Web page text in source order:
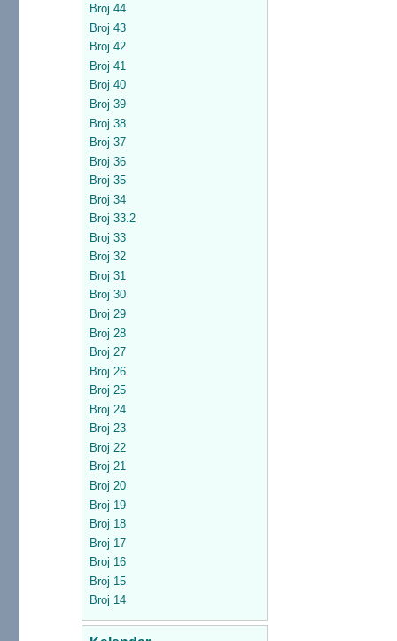
Broj 44
Broj 43
Broj 42
Broj 41
Broj 40
Broj 39
Broj 38
Broj 37
Broj 36
Broj 35
Broj 34
Broj 33.2
Broj 33
Broj 32
Broj 31
Broj 30
Broj 29
Broj 28
Broj 27
Broj 26
Broj 25
Broj 24
Broj 23
Broj 22
Broj 21
Broj 20
Broj 19
Broj 18
Broj 17
Broj 16
Broj 15
Broj 14